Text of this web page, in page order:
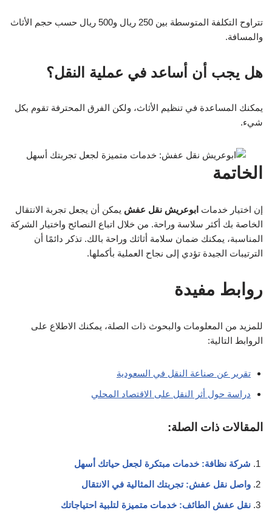
تتراوح التكلفة المتوسطة بين 250 ريال و500 ريال حسب حجم الأثاث
والمسافة.
هل يجب أن أساعد في عملية النقل؟
يمكنك المساعدة في تنظيم الأثاث، ولكن الفرق المحترفة تقوم بكل
شيء.
الخاتمة
إن اختيار خدمات ابوعريش نقل عفش يمكن أن يجعل تجربة الانتقال
الخاصة بك أكثر سلاسة وراحة. من خلال اتباع النصائح واختيار الشركة
المناسبة، يمكنك ضمان سلامة أثاثك وراحة بالك. تذكر دائمًا أن
الترتيبات الجيدة تؤدي إلى نجاح العملية بأكملها.
روابط مفيدة
للمزيد من المعلومات والبحوث ذات الصلة، يمكنك الاطلاع على
الروابط التالية:
تقرير عن صناعة النقل في السعودية
دراسة حول أثر النقل على الاقتصاد المحلي
المقالات ذات الصلة:
شركة نظافة: خدمات مبتكرة لجعل حياتك أسهل
واصل نقل عفش: تجربتك المثالية في الانتقال
نقل عفش الطائف: خدمات متميزة لتلبية احتياجاتك